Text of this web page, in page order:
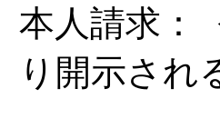
本人請求：
り開示され